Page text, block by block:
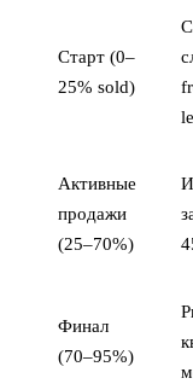
Старт (0–
25% sold)
Активные
продажи
(25–70%)
Финал
(70–95%)